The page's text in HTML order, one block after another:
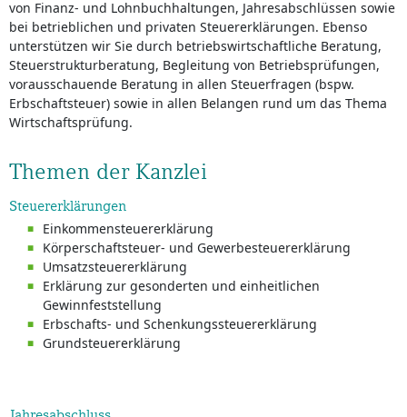
von Finanz- und Lohnbuchhaltungen, Jahresabschlüssen sowie
bei betrieblichen und privaten Steuererklärungen. Ebenso
unterstützen wir Sie durch betriebswirtschaftliche Beratung,
Steuerstrukturberatung, Begleitung von Betriebsprüfungen,
vorausschauende Beratung in allen Steuerfragen (bspw.
Erbschaftsteuer) sowie in allen Belangen rund um das Thema
Wirtschaftsprüfung.
Themen der Kanzlei
Steuererklärungen
Einkommensteuererklärung
Körperschaftsteuer- und Gewerbesteuererklärung
Umsatzsteuererklärung
Erklärung zur gesonderten und einheitlichen
Gewinnfeststellung
Erbschafts- und Schenkungssteuererklärung
Grundsteuererklärung